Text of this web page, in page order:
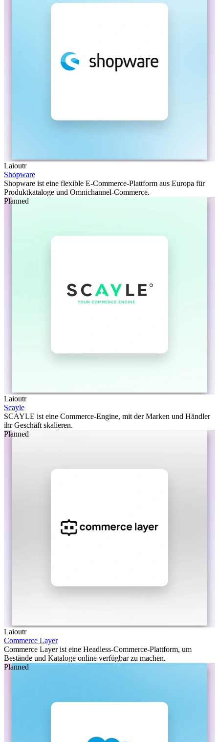
Laioutr
Shopware
Shopware ist eine flexible E-Commerce-Plattform aus Europa für
Produktkataloge und Omnichannel-Commerce.
Planned
Laioutr
Scayle
SCAYLE ist eine Commerce-Engine, mit der Marken und Händler
ihr Geschäft skalieren.
Planned
Laioutr
Commerce Layer
Commerce Layer ist eine Headless-Commerce-Plattform, um
Bestände und Kataloge online verfügbar zu machen.
Planned